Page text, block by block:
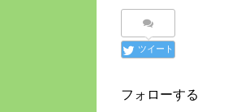
ツイート
フォローする